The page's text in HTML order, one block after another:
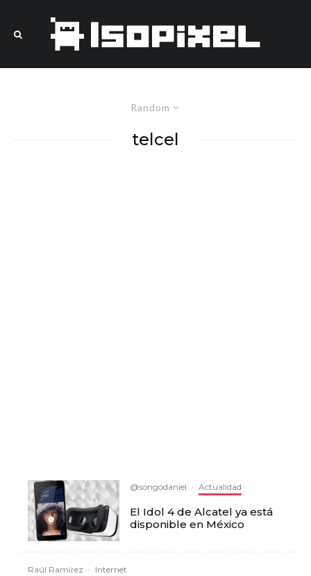
Random
telcel
@songodaniel · Actualidad
El Idol 4 de Alcatel ya está
disponible en México
Raúl Ramírez · Internet